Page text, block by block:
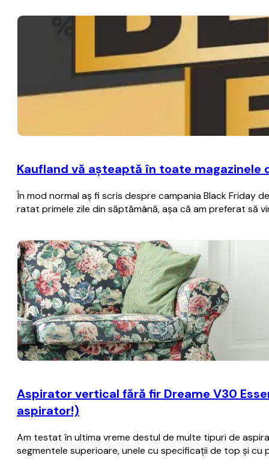
Kaufland vă aşteaptă în toate magazinele
În mod normal aş fi scris despre campania Black Friday
ratat primele zile din săptămână, aşa că am preferat să
Aspirator vertical fără fir Dreame V30
aspirator!)
Am testat în ultima vreme destul de multe tipuri de
segmentele superioare, unele cu specificații de top și